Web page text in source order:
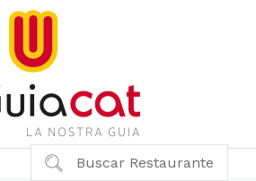
Buscar Restaurante